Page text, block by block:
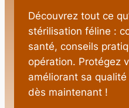
Découvrez tout ce
stérilisation féline :
santé, conseils
opération. Protégez
améliorant sa
dès maintenant !